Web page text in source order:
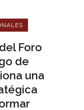
Foro
de
una